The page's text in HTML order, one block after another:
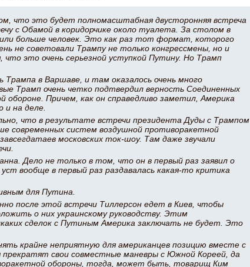
что это будет полномасштабная двусторонняя встреча
с Обамой в коридорчике около туалета. За столом в
больше человек. Это как раз тот формат, которого
не советовали Трампу не только конгрессмены, но и
это очень серьезной уступкой Путину. Но Трамп
Трампа в Варшаве, и там оказалось очень много
Трамп очень четко подтвердил верность Соединенных
Причем, как он справедливо заметил, Америка
и на деле.
что в результате встречи президента Дуды с Трампом
современных систем воздушной противоракетной
московских ток-шоу. Там даже звучали
Дело не только в том, что он в первый раз заявил о
вообще в первый раз раздавалась какая-то критика
для Путина.
после этой встречи Тиллерсон едет в Киев, чтобы
о них украинскому руководству. Этим
сделок с Путиным Америка заключать не будет. Это
крайне неприятную для американцев позицию вместе с
свои совместные маневры с Южной Кореей, да
обороны, тогда, может быть, товарищ Ким